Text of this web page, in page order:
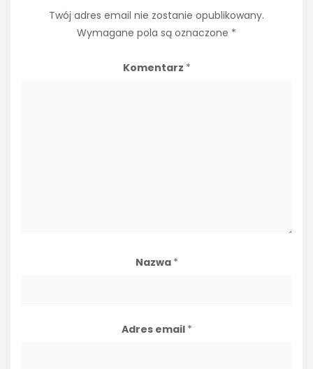
Twój adres email nie zostanie opublikowany.
Wymagane pola są oznaczone *
Komentarz *
Nazwa *
Adres email *